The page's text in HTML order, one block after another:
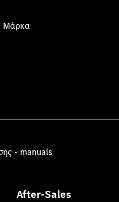
Μάρκα
- manuals
After-Sales